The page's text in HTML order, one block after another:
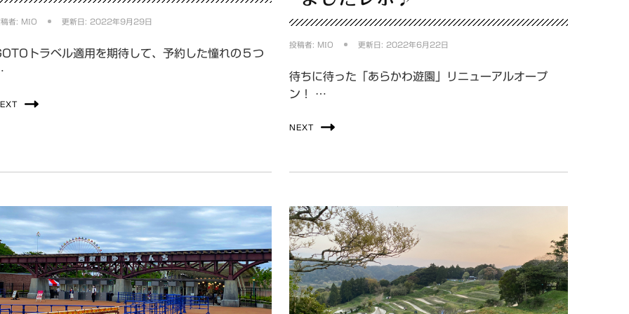
者: MIO 更新日: 2022年9月29日
トラベル適用を期待して、予約した憧れの５つ
投稿者: MIO 更新日: 2022年6月22日
待ちに待った「あらかわ遊園」リニューアルオープ
ン！ …
NEXT